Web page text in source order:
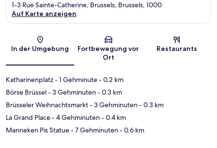
Karte
1-3 Rue Sainte-Catherine, Brussels, Brussels, 1000
Auf Karte anzeigen
In der Umgebung
Fortbewegung vor
Ort
Restaurants
Katharinenplatz- 1 Gehminute- 0.2 km
Börse Brüssel- 3 Gehminuten- 0.3 km
Brüsseler Weihnachtsmarkt- 3 Gehminuten- 0.3 km
La Grand Place- 4 Gehminuten- 0.4 km
Manneken Pis Statue- 7 Gehminuten- 0.6 km